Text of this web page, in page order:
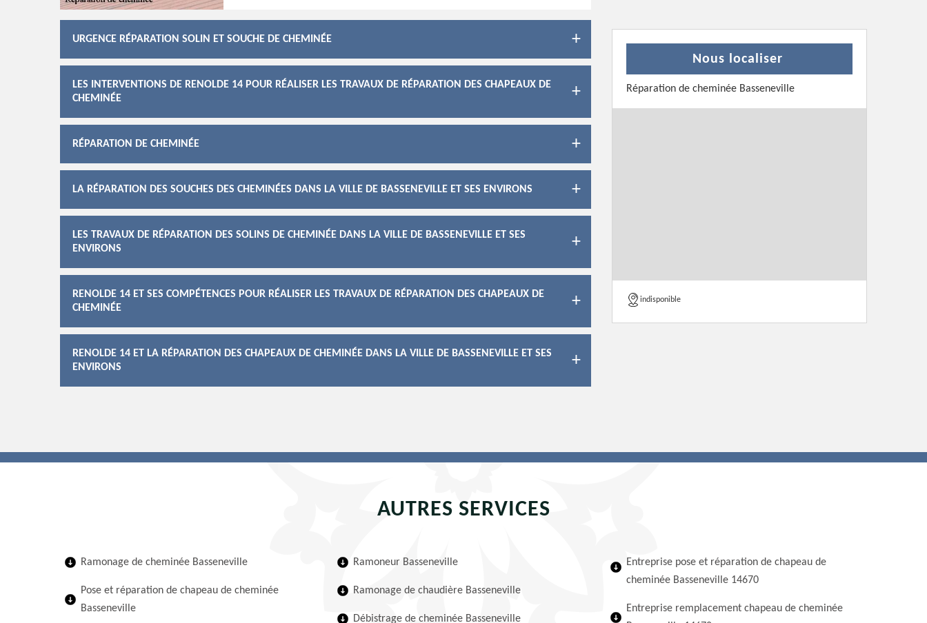
URGENCE RÉPARATION SOLIN ET SOUCHE DE CHEMINÉE
LES INTERVENTIONS DE RENOLDE 14 POUR RÉALISER LES TRAVAUX DE RÉPARATION DES CHAPEAUX DE
CHEMINÉE
RÉPARATION DE CHEMINÉE
LA RÉPARATION DES SOUCHES DES CHEMINÉES DANS LA VILLE DE BASSENEVILLE ET SES ENVIRONS
LES TRAVAUX DE RÉPARATION DES SOLINS DE CHEMINÉE DANS LA VILLE DE BASSENEVILLE ET SES
ENVIRONS
RENOLDE 14 ET SES COMPÉTENCES POUR RÉALISER LES TRAVAUX DE RÉPARATION DES CHAPEAUX DE
CHEMINÉE
RENOLDE 14 ET LA RÉPARATION DES CHAPEAUX DE CHEMINÉE DANS LA VILLE DE BASSENEVILLE ET SES
ENVIRONS
Nous localiser
Réparation de cheminée Basseneville
indisponible
AUTRES SERVICES
Ramonage de cheminée Basseneville
Pose et réparation de chapeau de cheminée
Basseneville
Ramoneur Basseneville
Ramonage de chaudière Basseneville
Débistrage de cheminée Basseneville
Entreprise pose et réparation de chapeau de
cheminée Basseneville 14670
Entreprise remplacement chapeau de cheminée